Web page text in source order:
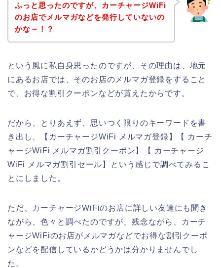
ふっと思ったのですが、カーチャージWiFi
のお店でメルマガなどを発行していないの
かな～！？
という風に私自身思ったのですが、その理由は、地元
にあるお店では、そのお店のメルマガ登録をすること
で、お得な割引クーポンなどが貰えたからです。
だから、とりあえず、思いつく限りのキーワードを書
き出し、【カーチャージWiFi メルマガ登録】【 カーチ
ャージWiFi メルマガ割引クーポン】【 カーチャージ
WiFi メルマガ割引セール】という感じで調べてみるこ
とにしました。
ただ、カーチャージWiFiのお店に詳しい友達にも聞き
ながら、色々と調べたのですが、残念ながら、カーチ
ャージWiFiのお店がメルマガなどでお得な割引クーポ
ンなどを配信しているかどうかは分かりませんでし
た。